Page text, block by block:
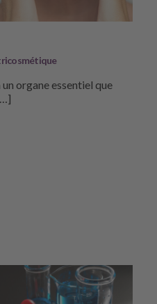
un organe essentiel que